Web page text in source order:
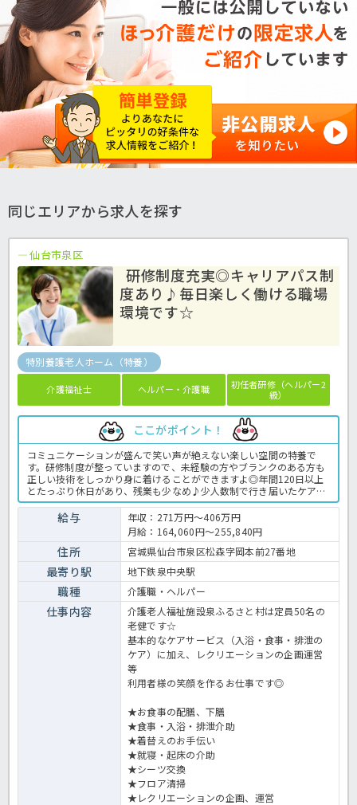
同じエリアから求人を探す
仙台市泉区
研修制度充実◎キャリアパス制
度あり♪毎日楽しく働ける職場
環境です☆
特別養護老人ホーム（特養）
介護福祉士 ヘルパー・介護職
初任者研修（ヘルパー2
級）
ここがポイント！
コミュニケーションが盛んで笑い声が絶えない楽しい空間の特養で
す。研修制度が整っていますので、未経験の方やブランクのある方も
正しい技術をしっかり身に着けることができますよ◎年間120日以上
とたっぷり休日があり、残業も少なめ♪少人数制で行き届いたケアを
目指す方にもおススメの求人です！ご興味のある方はお気軽にほっ介
護までお問い合わせください。特養での介護業務全般です。 ＜介護
職 正職員 特養の求人＞
給与
年収：271万円～406万円
月給：164,060円～255,840円
住所 宮城県仙台市泉区松森字岡本前27番地
最寄り駅 地下鉄泉中央駅
職種 介護職・ヘルパー
仕事内容
介護老人福祉施設泉ふるさと村は定員50名の
老健です☆
基本的なケアサービス（入浴・食事・排泄の
ケア）に加え、レクリエーションの企画運営
等
利用者様の笑顔を作るお仕事です◎
★お食事の配膳、下膳
★食事・入浴・排泄介助
★着替えのお手伝い
★就寝・起床の介助
★シーツ交換
★フロア清掃
★レクリエーションの企画、運営